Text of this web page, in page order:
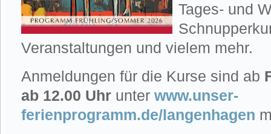
Tages- und
Veranstaltungen und vielem mehr.
Anmeldungen für die Kurse sind ab
ab 12.00 Uhr unter www.unser-
ferienprogramm.de/langenhagen